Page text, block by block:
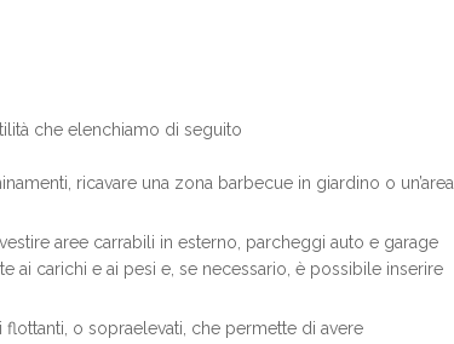
che elenchiamo di seguito
ricavare una zona barbecue in giardino o un’area
aree carrabili in esterno, parcheggi auto e garage
ai carichi e ai pesi e, se necessario, è possibile inserire
flottanti, o sopraelevati, che permette di avere